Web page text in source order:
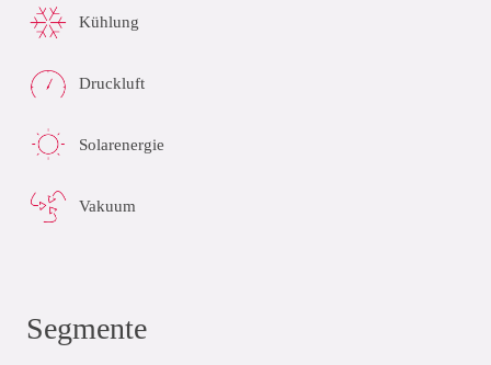
Kühlung
Druckluft
Solarenergie
Vakuum
Segmente